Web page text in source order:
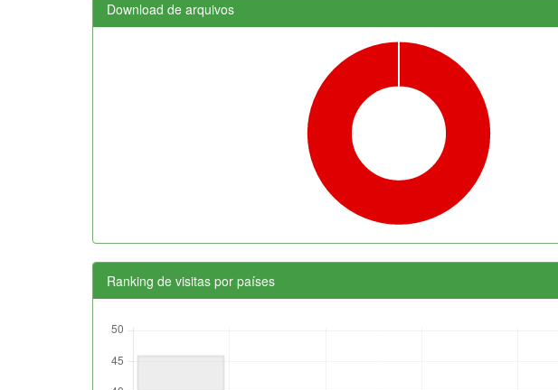
Download de arquivos
Ranking de visitas por países